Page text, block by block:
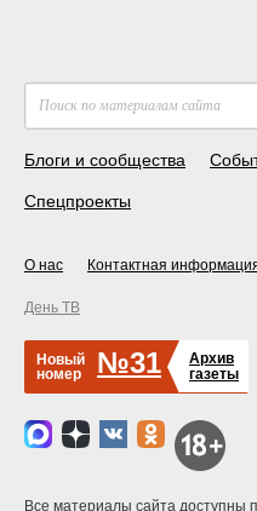
Блоги и сообщества
Спецпроекты
О нас Контактная
День ТВ
Новый
номер
№31
Архив
газеты
Все материалы сайта доступны